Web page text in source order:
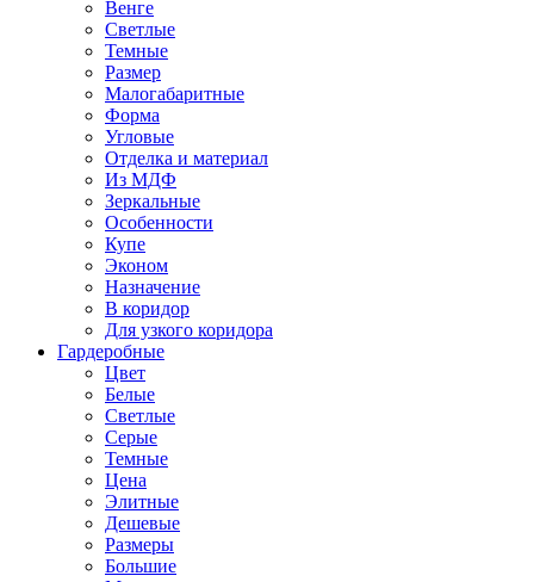
Венге
Светлые
Темные
Размер
Малогабаритные
Форма
Угловые
Отделка и материал
Из МДФ
Зеркальные
Особенности
Купе
Эконом
Назначение
В коридор
Для узкого коридора
Гардеробные
Цвет
Белые
Светлые
Серые
Темные
Цена
Элитные
Дешевые
Размеры
Большие